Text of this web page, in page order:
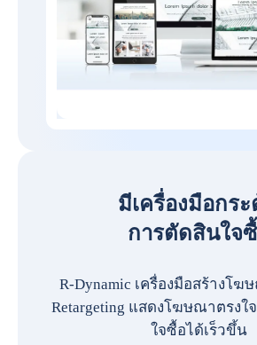
มีเครื่องมือกร
การตัดสินใจ
R-Dynamic เครื่องมือสร้างโฆ
Retargeting แสดงโฆษณาตรงใ
ใจซื้อได้เร็วขึ้น